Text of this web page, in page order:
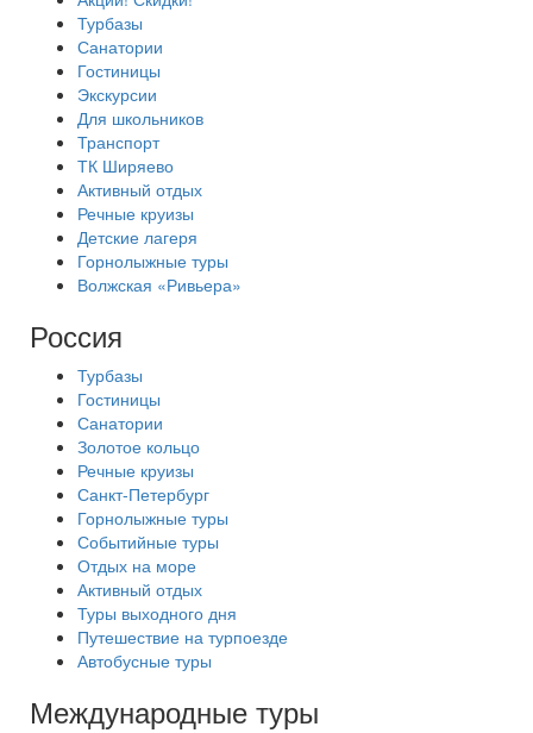
Турбазы
Санатории
Гостиницы
Экскурсии
Для школьников
Транспорт
ТК Ширяево
Активный отдых
Речные круизы
Детские лагеря
Горнолыжные туры
Волжская «Ривьера»
Россия
Турбазы
Гостиницы
Санатории
Золотое кольцо
Речные круизы
Санкт-Петербург
Горнолыжные туры
Событийные туры
Отдых на море
Активный отдых
Туры выходного дня
Путешествие на турпоезде
Автобусные туры
Международные туры